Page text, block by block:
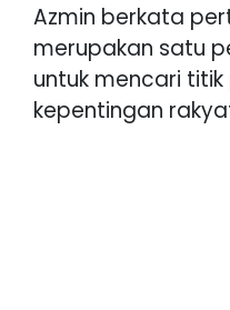
Azmin berkata
merupakan satu
untuk mencari
kepentingan